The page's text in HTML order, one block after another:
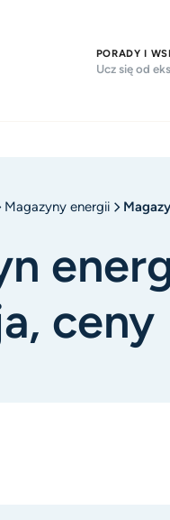
PORADY I
Ucz się od
Magazyny energii
ceny